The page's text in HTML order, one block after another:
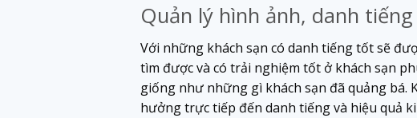
Quản lý hình ảnh, danh
Với những khách sạn có danh tiếng tốt sẽ
tìm được và có trải nghiệm tốt ở khách sạn
giống như những gì khách sạn đã quảng bá.
hưởng trực tiếp đến danh tiếng và hiệu quả